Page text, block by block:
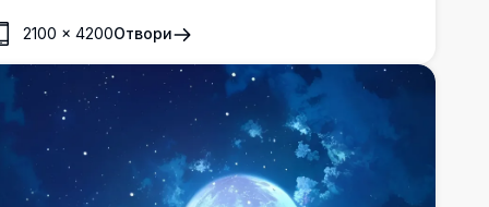
магическа, ефирна атмосфера. Перфектен
детайли и завладяващ художествен стил.
за фенове на аниме естетиката и дизайни,
от природата.
2100 × 4200Отвори